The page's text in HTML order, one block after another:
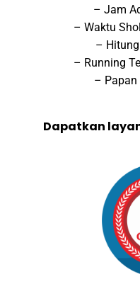
– Jam
– Waktu
–
– Running
– Papan
Dapatkan